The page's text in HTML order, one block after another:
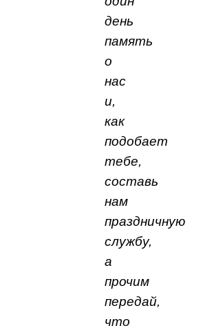
день
память
о
нас
и,
как
подобает
тебе,
составь
нам
праздничную
службу,
а
прочим
передай,
что